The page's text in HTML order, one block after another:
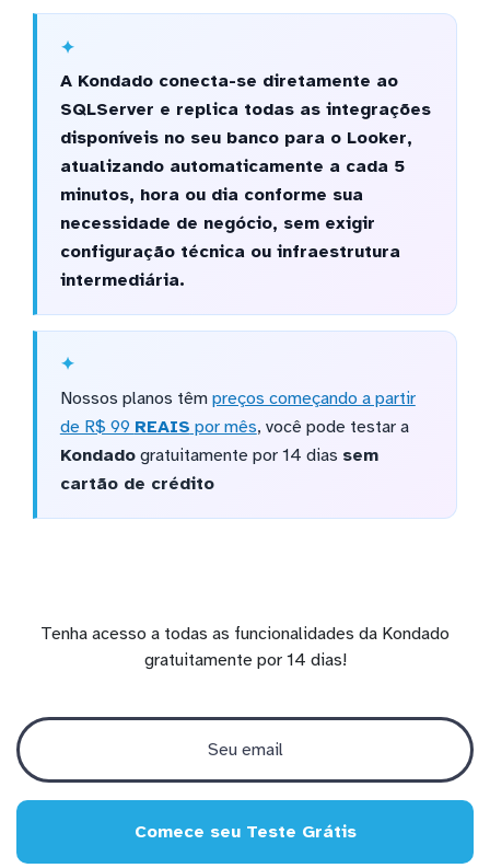
A Kondado conecta-se diretamente ao
SQLServer e replica todas as integrações
disponíveis no seu banco para o Looker,
atualizando automaticamente a cada 5
minutos, hora ou dia conforme sua
necessidade de negócio, sem exigir
configuração técnica ou infraestrutura
intermediária.
Nossos planos têm preços começando a partir
de R$ 99 REAIS por mês, você pode testar a
Kondadogratuitamente por 14 dias sem
cartão de crédito
Tenha acesso a todas as funcionalidades da Kondado
gratuitamente por 14 dias!
Comece seu Teste Grátis